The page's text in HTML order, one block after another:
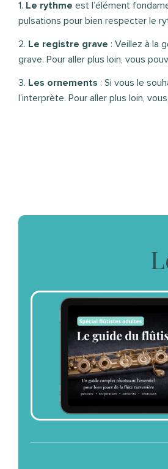
1. Le rythme est l’élément
pulsations pour bien respecter le
2. Le registre grave : Veillez à la
grave. Pour aller plus loin, vous
3. Les ornements : Si vous le
l’interprète. Pour aller plus loin,